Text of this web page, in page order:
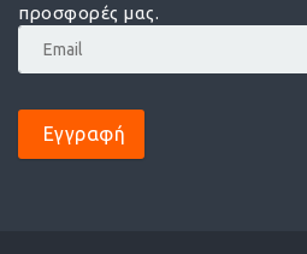
προσφορές μας.
Εγγραφή